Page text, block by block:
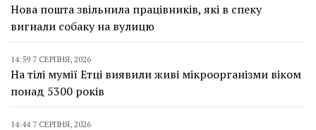
Нова пошта звільнила працівників, які в спеку
вигнали собаку на вулицю
14:59 7 СЕРПНЯ, 2026
На тілі мумії Етці виявили живі мікроорганізми віком
понад 5300 років
14:44 7 СЕРПНЯ, 2026